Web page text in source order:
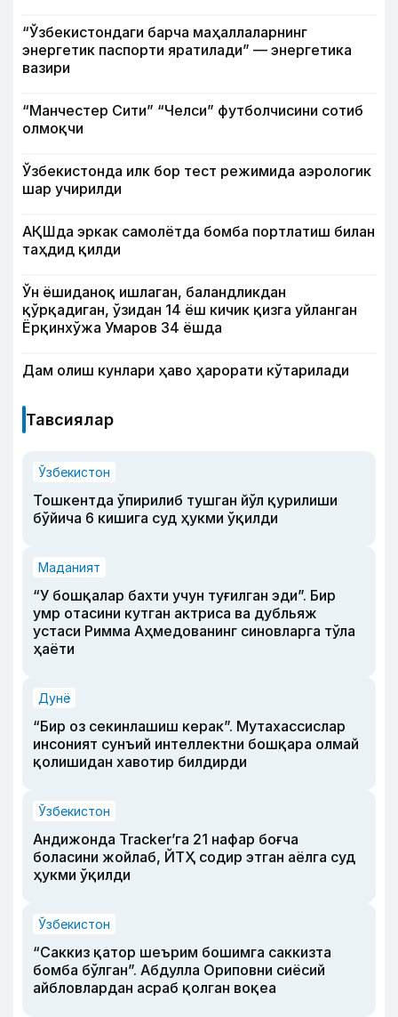
“Ўзбекистондаги барча маҳаллаларнинг
энергетик паспорти яратилади” — энергетика
вазири
“Манчестер Сити” “Челси” футболчисини сотиб
олмоқчи
Ўзбекистонда илк бор тест режимида аэрологик
шар учирилди
АҚШда эркак самолётда бомба портлатиш билан
таҳдид қилди
Ўн ёшиданоқ ишлаган, баландликдан
қўрқадиган, ўзидан 14 ёш кичик қизга уйланган
Ёрқинхўжа Умаров 34 ёшда
Дам олиш кунлари ҳаво ҳарорати кўтарилади
Тавсиялар
Ўзбекистон
Тошкентда ўпирилиб тушган йўл қурилиши
бўйича 6 кишига суд ҳукми ўқилди
Маданият
“У бошқалар бахти учун туғилган эди”. Бир
умр отасини кутган актриса ва дубльяж
устаси Римма Аҳмедованинг синовларга тўла
ҳаёти
Дунё
“Бир оз секинлашиш керак”. Мутахассислар
инсоният сунъий интеллектни бошқара олмай
қолишидан хавотир билдирди
Ўзбекистон
Андижонда Tracker’га 21 нафар боғча
боласини жойлаб, ЙТҲ содир этган аёлга суд
ҳукми ўқилди
Ўзбекистон
“Саккиз қатор шеърим бошимга саккизта
бомба бўлган”. Абдулла Ориповни сиёсий
айбловлардан асраб қолган воқеа